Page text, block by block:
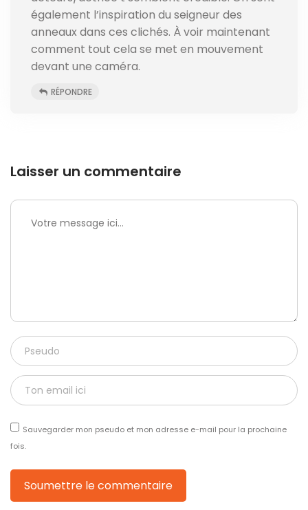
également l’inspiration du seigneur des
anneaux dans ces clichés. À voir maintenant
comment tout cela se met en mouvement
devant une caméra.
RÉPONDRE
Laisser un commentaire
Sauvegarder mon pseudo et mon adresse e-mail pour la prochaine
fois.
Soumettre le commentaire